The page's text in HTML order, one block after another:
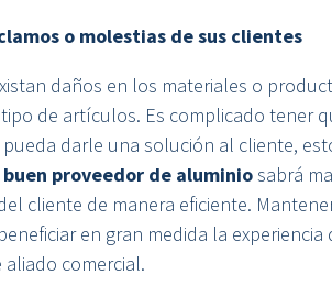
o molestias de sus clientes
daños en los materiales o
de artículos. Es complicado tener
darle una solución al cliente,
buen proveedor de aluminiosabrá
cliente de manera eficiente.
en gran medida la
comercial.